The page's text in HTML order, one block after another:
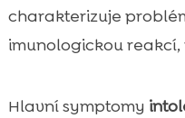
charakterizuje
imunologickou
Hlavní symptomy